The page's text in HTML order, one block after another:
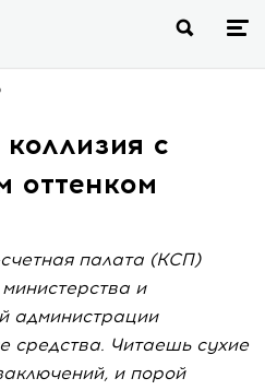
с
оттенком
палата (КСП)
и
администрации
средства. Читаешь сухие
и порой